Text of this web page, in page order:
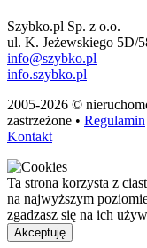
Szybko.pl Sp. z o.o.
ul. K. Jeżewskiego 5D/
info@szybko.pl
info.szybko.pl
2005-2026 ©
zastrzeżone • Regulamin
Kontakt
Ta strona korzysta z
na najwyższym
zgadzasz się na ich
Akceptuję